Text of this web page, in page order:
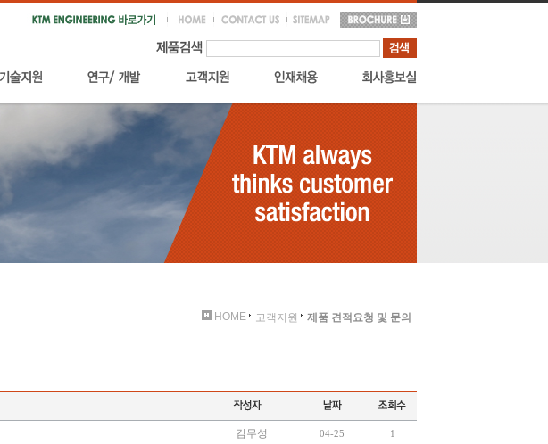
HOME 고객지원 제품 견적요청 및 문의
김무성 04-25 1